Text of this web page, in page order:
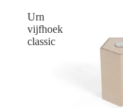
Urn
vijfhoek
classic